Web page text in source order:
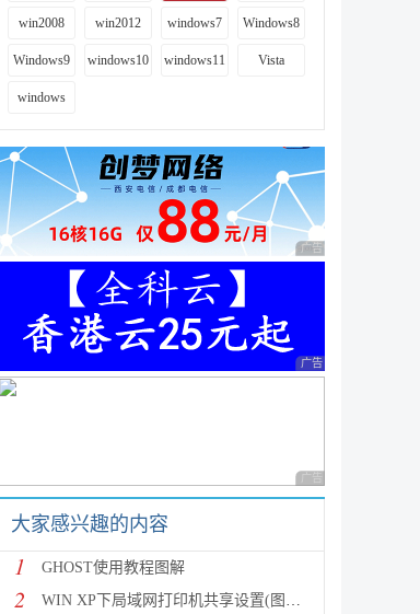
win2008 win2012 windows7 Windows8
Windows9 windows10 windows11 Vista
windows
广告 商业广告，理性
广告 商业广告，理性
广告 商业广告，理性
大家感兴趣的内容
1 GHOST使用教程图解
2 WIN XP下局域网打印机共享设置(图文教程)